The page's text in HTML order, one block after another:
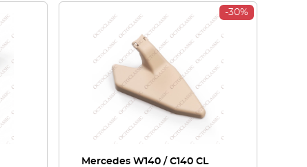
-30%
Mercedes W140 / C140 CL